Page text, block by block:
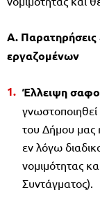
Α. Παρατηρήσεις
εργαζομένων
Έλλειψη
του Δήμου μας
εν λόγω
νομιμότητας
Συντάγματος).